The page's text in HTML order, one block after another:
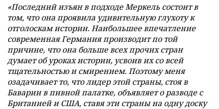
«Последний изъян в подходе Меркель состоит в
том, что она проявила удивительную глухоту к
отголоскам истории. Наибольшее впечатление
современная Германия производит по той
причине, что она больше всех прочих стран
думает об уроках истории, усвоив их со всей
тщательностью и смирением. Поэтому меня
озадачивает то, что лидер этой страны, стоя в
Баварии в пивной палатке, объявляет о разводе с
Британией и США, ставя эти страны на одну доску